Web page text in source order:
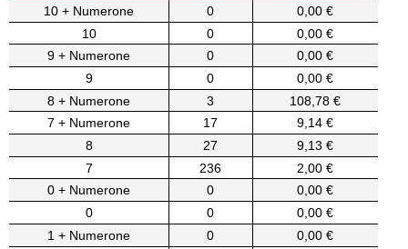
10 + Numerone
0
0,00 €
10
0
0,00 €
9 + Numerone
0
0,00 €
9
0
0,00 €
8 + Numerone
3
108,78 €
7 + Numerone
17
9,14 €
8
27
9,13 €
7
236
2,00 €
0 + Numerone
0
0,00 €
0
0
0,00 €
1 + Numerone
0
0,00 €